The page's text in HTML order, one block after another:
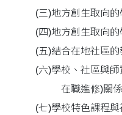
(三)地方創生取向的
(四)地方創生取向的
(五)結合在地社區的
(六)學校、社區與師
在職進修)關
(七)學校特色課程與